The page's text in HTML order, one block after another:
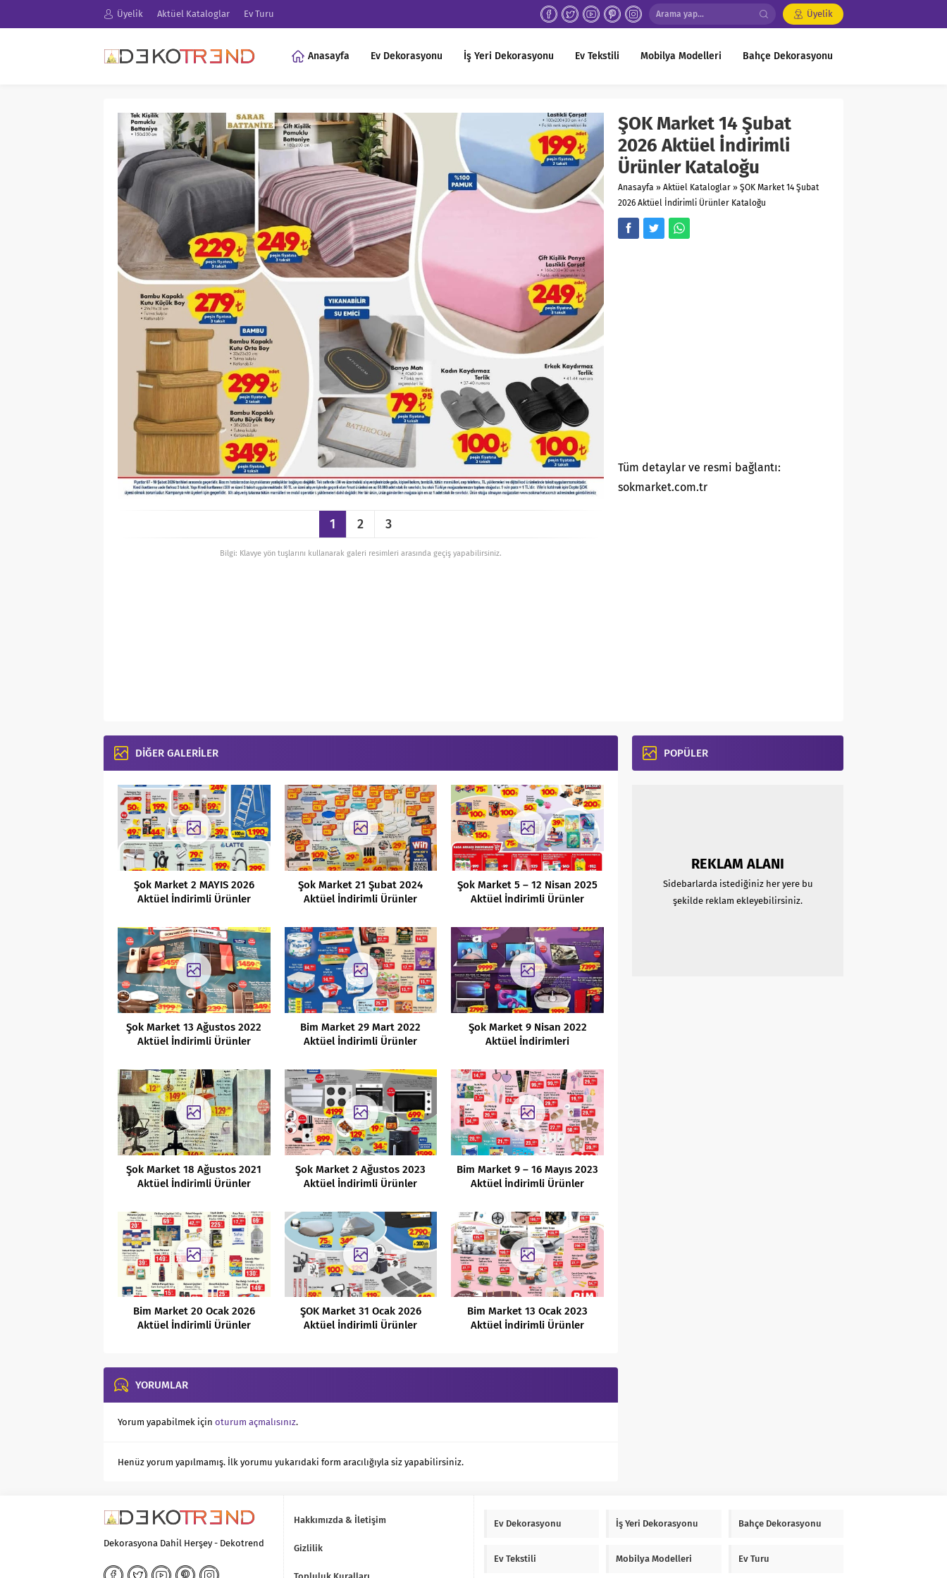
Üyelik Aktüel Kataloglar Ev Turu Üyelik
Anasayfa Ev Dekorasyonu İş Yeri Dekorasyonu Ev Tekstili Mobilya Modelleri Bahçe Dekorasyonu
1 2 3
Bilgi: Klavye yön tuşlarını kullanarak galeri resimleri arasında geçiş yapabilirsiniz.
ŞOK Market 14 Şubat
2026 Aktüel İndirimli
Ürünler Kataloğu
Anasayfa » Aktüel Kataloglar » ŞOK Market 14 Şubat
2026 Aktüel İndirimli Ürünler Kataloğu
Tüm detaylar ve resmi bağlantı:
sokmarket.com.tr
DİĞER GALERİLER
Şok Market 2 MAYIS 2026
Aktüel İndirimli Ürünler
Şok Market 21 Şubat 2024
Aktüel İndirimli Ürünler
Şok Market 5 – 12 Nisan 2025
Aktüel İndirimli Ürünler
Şok Market 13 Ağustos 2022
Aktüel İndirimli Ürünler
Bim Market 29 Mart 2022
Aktüel İndirimli Ürünler
Şok Market 9 Nisan 2022
Aktüel İndirimleri
Şok Market 18 Ağustos 2021
Aktüel İndirimli Ürünler
Şok Market 2 Ağustos 2023
Aktüel İndirimli Ürünler
Bim Market 9 – 16 Mayıs 2023
Aktüel İndirimli Ürünler
Bim Market 20 Ocak 2026
Aktüel İndirimli Ürünler
ŞOK Market 31 Ocak 2026
Aktüel İndirimli Ürünler
Bim Market 13 Ocak 2023
Aktüel İndirimli Ürünler
YORUMLAR
Yorum yapabilmek için oturum açmalısınız.
Henüz yorum yapılmamış. İlk yorumu yukarıdaki form aracılığıyla siz yapabilirsiniz.
POPÜLER
REKLAM ALANI
Sidebarlarda istediğiniz her yere bu
şekilde reklam ekleyebilirsiniz.
Dekorasyona Dahil Herşey - Dekotrend
Hakkımızda & İletişim
Gizlilik
Ev Dekorasyonu İş Yeri Dekorasyonu Bahçe Dekorasyonu
Ev Tekstili Mobilya Modelleri Ev Turu